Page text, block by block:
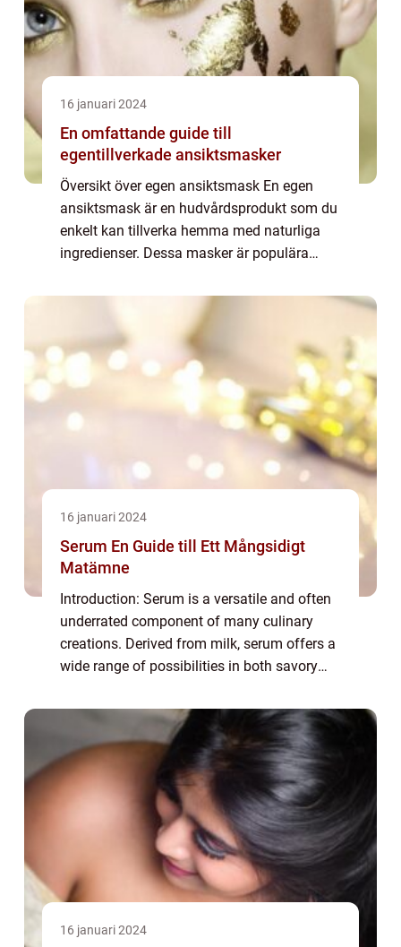
16 januari 2024
En omfattande guide till
egentillverkade ansiktsmasker
Översikt över egen ansiktsmask En egen
ansiktsmask är en hudvårdsprodukt som du
enkelt kan tillverka hemma med naturliga
ingredienser. Dessa masker är populära
på ett naturligt och ekonomiskt sätt. Genom
16 januari 2024
Serum En Guide till Ett Mångsidigt
Matämne
Introduction: Serum is a versatile and often
underrated component of many culinary
creations. Derived from milk, serum offers a
wide range of possibilities in both savory
article, we will delve into the various...
16 januari 2024